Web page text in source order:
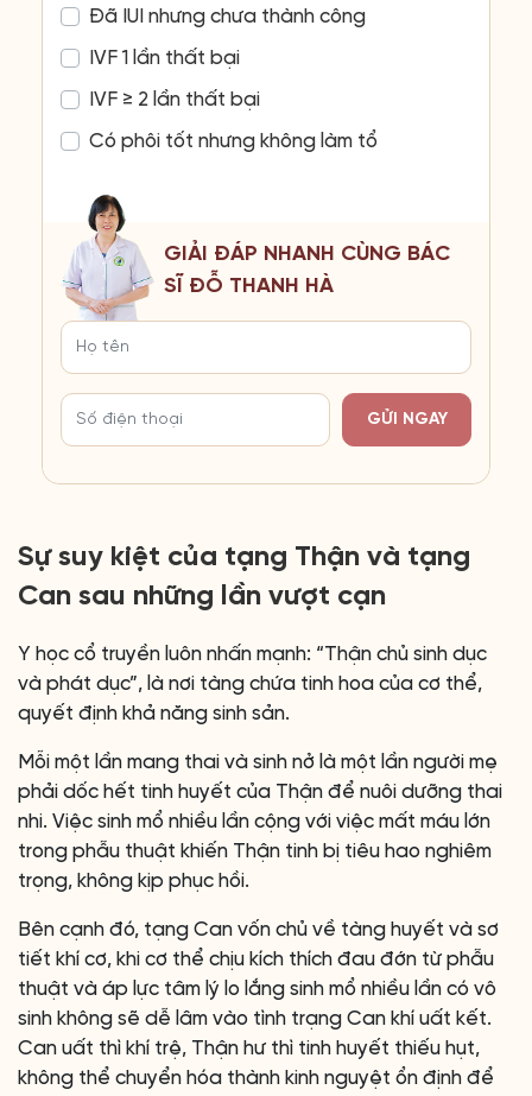
Đã IUI nhưng chưa thành công
IVF 1 lần thất bại
IVF ≥ 2 lần thất bại
Có phôi tốt nhưng không làm tổ
GIẢI ĐÁP NHANH CÙNG BÁC
SĨ ĐỖ THANH HÀ
GỬI NGAY
Sự suy kiệt của tạng Thận và tạng
Can sau những lần vượt cạn
Y học cổ truyền luôn nhấn mạnh: “Thận chủ sinh dục
và phát dục”, là nơi tàng chứa tinh hoa của cơ thể,
quyết định khả năng sinh sản.
Mỗi một lần mang thai và sinh nở là một lần người mẹ
phải dốc hết tinh huyết của Thận để nuôi dưỡng thai
nhi. Việc sinh mổ nhiều lần cộng với việc mất máu lớn
trong phẫu thuật khiến Thận tinh bị tiêu hao nghiêm
trọng, không kịp phục hồi.
Bên cạnh đó, tạng Can vốn chủ về tàng huyết và sơ
tiết khí cơ, khi cơ thể chịu kích thích đau đớn từ phẫu
thuật và áp lực tâm lý lo lắng sinh mổ nhiều lần có vô
sinh không sẽ dễ lâm vào tình trạng Can khí uất kết.
Can uất thì khí trệ, Thận hư thì tinh huyết thiếu hụt,
không thể chuyển hóa thành kinh nguyệt ổn định để